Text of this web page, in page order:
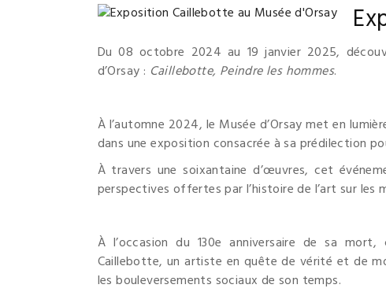
Du 08 octobre 2024 au 19 janvier 2025,
d’Orsay : Caillebotte, Peindre les hommes.
À l’automne 2024, le Musée d’Orsay met en
dans une exposition consacrée à sa prédilection
À travers une soixantaine d’œuvres, cet
perspectives offertes par l’histoire de l’art sur les
À l’occasion du 130e anniversaire de sa
Caillebotte, un artiste en quête de vérité et de
les bouleversements sociaux de son temps.